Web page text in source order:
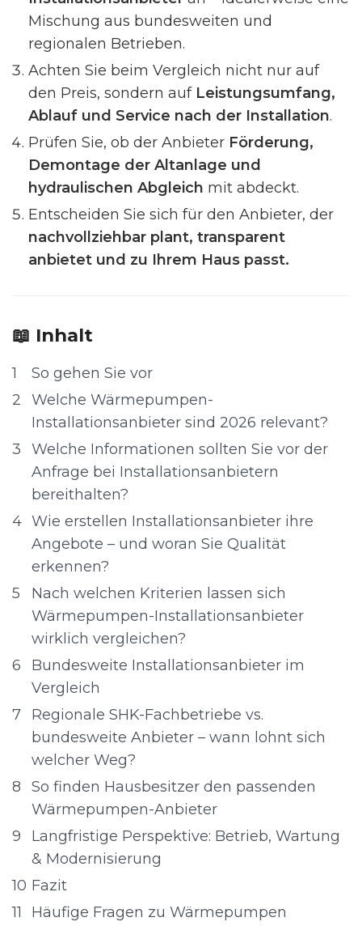
Mischung aus bundesweiten und
regionalen Betrieben.
Achten Sie beim Vergleich nicht nur auf
den Preis, sondern auf Leistungsumfang,
Ablauf und Service nach der Installation.
Prüfen Sie, ob der Anbieter Förderung,
Demontage der Altanlage und
hydraulischen Abgleich mit abdeckt.
Entscheiden Sie sich für den Anbieter, der
nachvollziehbar plant, transparent
anbietet und zu Ihrem Haus passt.
📖 Inhalt
1
So gehen Sie vor
2
Welche Wärmepumpen-
Installationsanbieter sind 2026 relevant?
3
Welche Informationen sollten Sie vor der
Anfrage bei Installationsanbietern
bereithalten?
4 Wie erstellen Installationsanbieter ihre
Angebote – und woran Sie Qualität
erkennen?
5
Nach welchen Kriterien lassen sich
Wärmepumpen-Installationsanbieter
wirklich vergleichen?
6
Bundesweite Installationsanbieter im
Vergleich
7
Regionale SHK-Fachbetriebe vs.
bundesweite Anbieter – wann lohnt sich
welcher Weg?
8
So finden Hausbesitzer den passenden
Wärmepumpen-Anbieter
9
Langfristige Perspektive: Betrieb, Wartung
& Modernisierung
10 Fazit
11
Häufige Fragen zu Wärmepumpen